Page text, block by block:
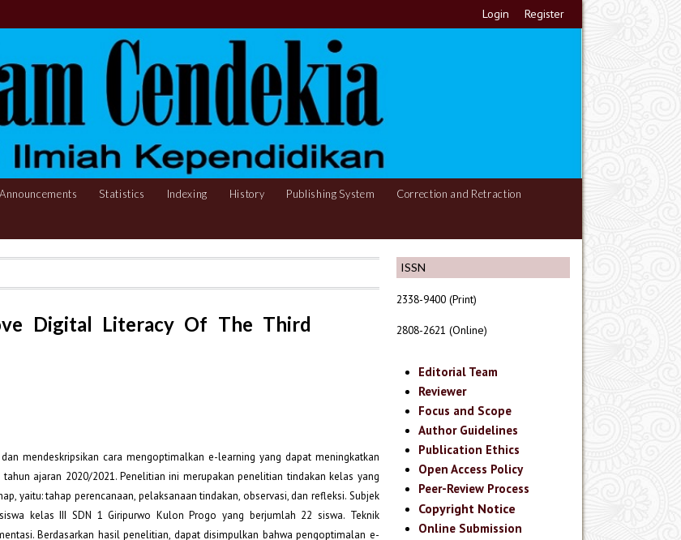
Login Register
Announcements Statistics Indexing History Publishing System Correction and Retraction
ISSN
2338-9400 (Print)
2808-2621 (Online)
Editorial Team
Reviewer
Focus and Scope
Author Guidelines
Publication Ethics
Open Access Policy
Peer-Review Process
Copyright Notice
Online Submission
Digital Literacy Of The Third
mendeskripsikan cara mengoptimalkan e-learning yang dapat meningkatkan
ajaran 2020/2021. Penelitian ini merupakan penelitian tindakan kelas yang
yaitu: tahap perencanaan, pelaksanaan tindakan, observasi, dan refleksi. Subjek
kelas III SDN 1 Giripurwo Kulon Progo yang berjumlah 22 siswa. Teknik
Berdasarkan hasil penelitian, dapat disimpulkan bahwa pengoptimalan e-